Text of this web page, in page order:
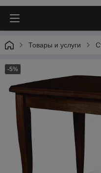
Товары и услуги
-5%